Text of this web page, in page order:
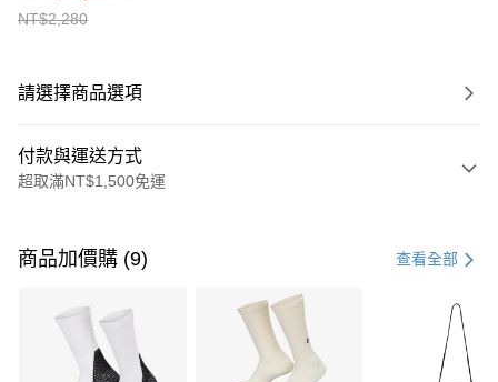
NT$2,280
請選擇商品選項
付款與運送方式
超取滿NT$1,500免運
信用卡一次付款
3 期 0 利率 每期 21家銀行
合作金庫商業銀行
第一商業銀行
商品加價購 (9) 查看全部